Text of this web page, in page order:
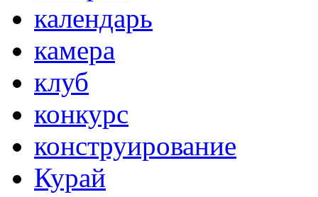
календарь
камера
клуб
конкурс
конструирование
Курай